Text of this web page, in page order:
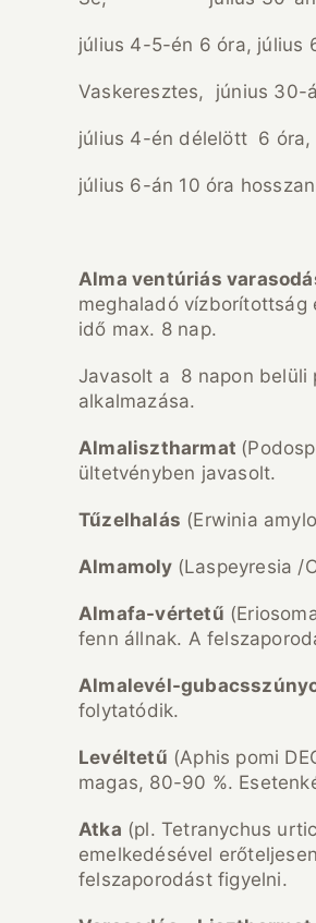
július 4-5-én 6 óra, július
Vaskeresztes, június 30-
július 4-én délelött 6 óra,
július 6-án 10 óra
Alma ventúriás varasod
meghaladó vízborítottság
idő max. 8 nap.
Javasolt a 8 napon belüli
alkalmazása.
Almalisztharmat
ültetvényben javasolt.
Tűzelhalás (Erwinia
Almamoly (Laspeyresia /
Almafa-vértetű
fenn állnak. A
Almalevél-gubacssz
folytatódik.
Levéltetű (Aphis pomi
magas, 80-90 %.
Atka (pl. Tetranychus
emelkedésével
felszaporodást figyelni.